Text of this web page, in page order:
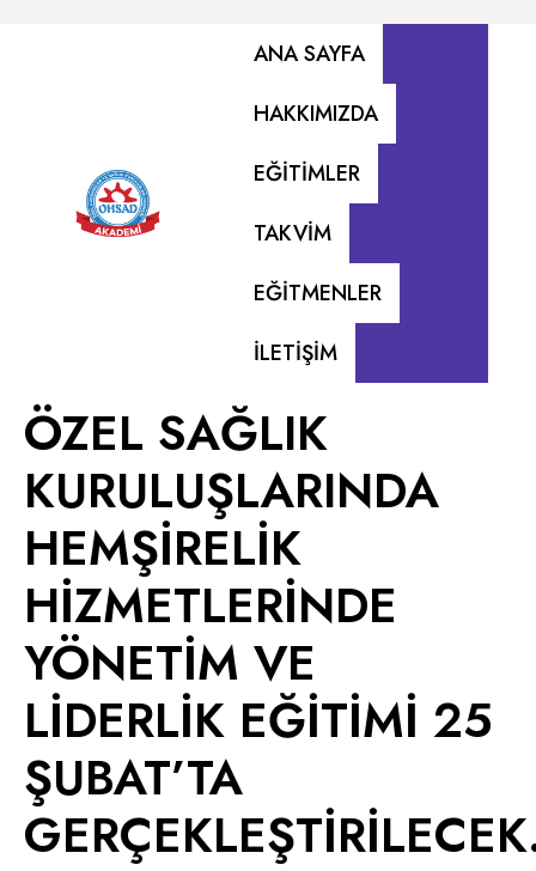
ANA SAYFA
HAKKIMIZDA
EĞITIMLER
TAKVIM
EĞITMENLER
İLETIŞIM
ÖZEL SAĞLIK
KURULUŞLARINDA
HEMŞİRELİK
HİZMETLERİNDE
YÖNETİM VE
LİDERLİK EĞİTİMİ 25
ŞUBAT’TA